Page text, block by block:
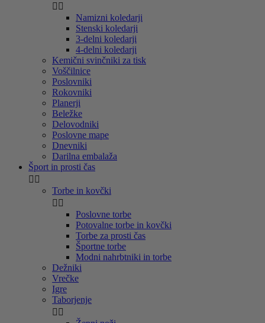
 
Namizni koledarji
Stenski koledarji
3-delni koledarji
4-delni koledarji
Kemični svinčniki za tisk
Voščilnice
Poslovniki
Rokovniki
Planerji
Beležke
Delovodniki
Poslovne mape
Dnevniki
Darilna embalaža
Šport in prosti čas
 
Torbe in kovčki
 
Poslovne torbe
Potovalne torbe in kovčki
Torbe za prosti čas
Športne torbe
Modni nahrbtniki in torbe
Dežniki
Vrečke
Igre
Taborjenje
 